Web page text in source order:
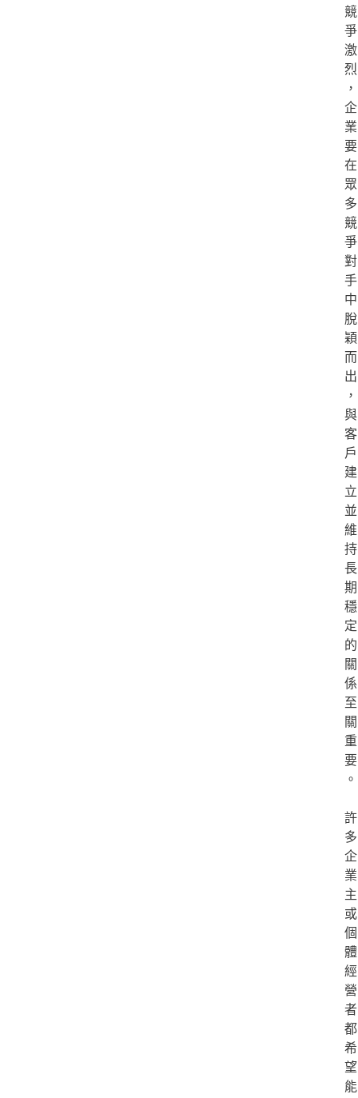
競
爭
激
烈
，
企
業
要
在
眾
多
競
爭
對
手
中
脫
穎
而
出
，
與
客
戶
建
立
並
維
持
長
期
穩
定
的
關
係
至
關
重
要
。
許
多
企
業
主
或
個
體
經
營
者
都
希
望
能